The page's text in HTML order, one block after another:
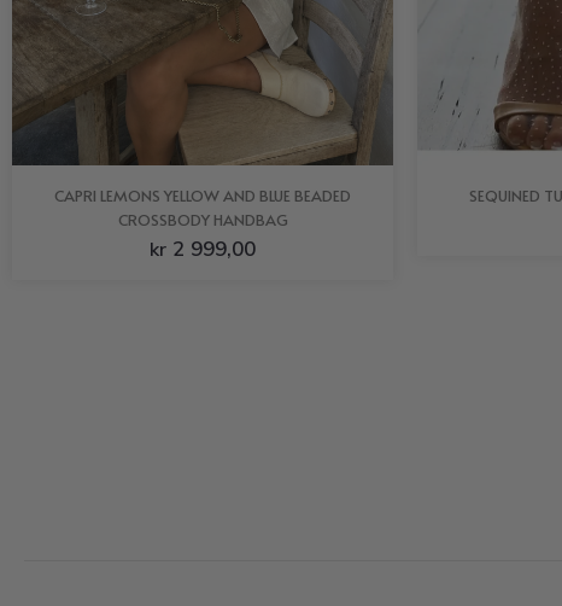
CAPRI LEMONS YELLOW AND BLUE BEADED
CROSSBODY HANDBAG
kr 2 999,00
SEQUINED